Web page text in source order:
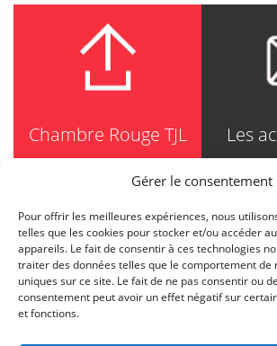
Gérer le consentement
Pour offrir les meilleures expériences, nous
telles que les cookies pour stocker et/ou accéder
appareils. Le fait de consentir à ces technologies
traiter des données telles que le comportement de
uniques sur ce site. Le fait de ne pas consentir ou
consentement peut avoir un effet négatif sur
et fonctions.
Chambre Rouge TJL Les
TRUDEL JOHNSTON &
Avocats / Barristers &
750, Côte de la Place d'Armes,
Montréal (Quebec) H2Y
T514 871-8385
1-844-588-8385